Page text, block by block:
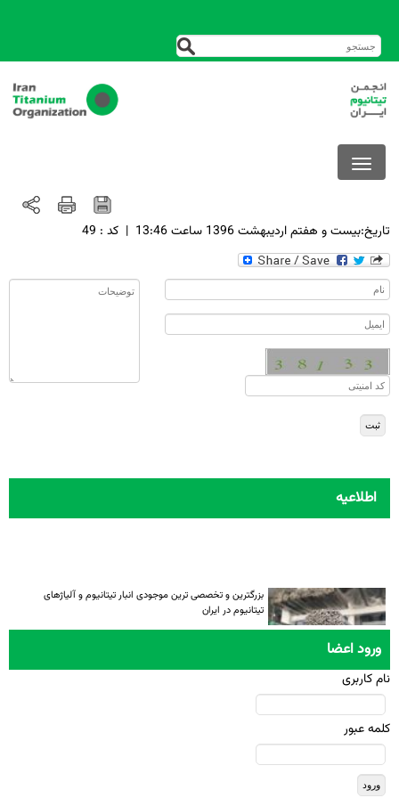
تاريخ:بيست و هفتم ارديبهشت 1396 ساعت 13:46 | کد : 49
اطلاعیه
بزرگترین و تخصصی ترین موجودی انبار تیتانیوم و آلیاژهای
تیتانیوم در ایران
ورود اعضا
نام کاربری
کلمه عبور